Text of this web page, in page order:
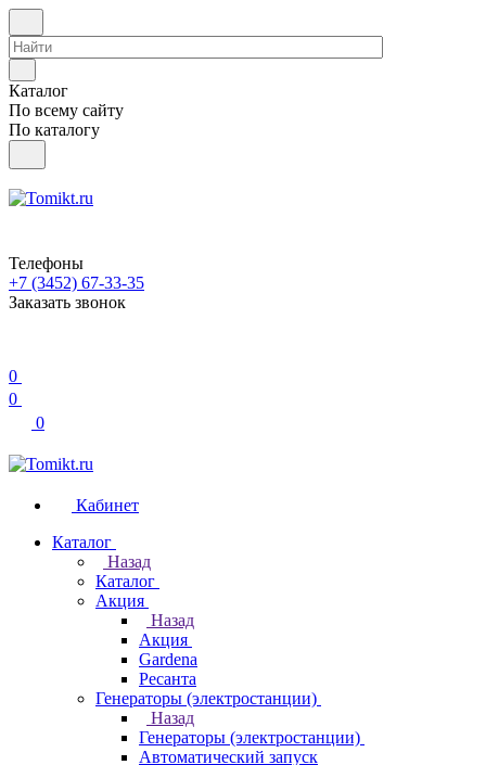
Каталог
По всему сайту
По каталогу
Телефоны
+7 (3452) 67-33-35
Заказать звонок
0
0
0
Кабинет
Каталог
Назад
Каталог
Акция
Назад
Акция
Gardena
Ресанта
Генераторы (электростанции)
Назад
Генераторы (электростанции)
Автоматический запуск